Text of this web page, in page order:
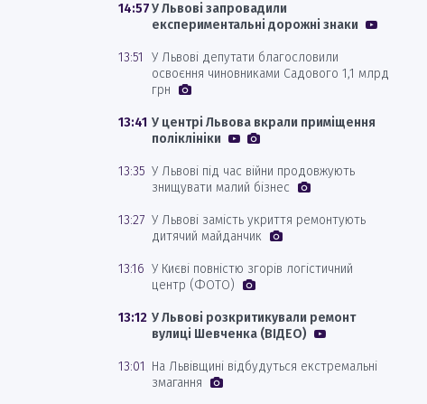
14:57У Львові запровадили
експериментальні дорожні знаки
13:51
У Львові депутати благословили
освоєння чиновниками Садового 1,1 млрд
грн
13:41 У центрі Львова вкрали приміщення
поліклініки
13:35 У Львові під час війни продовжують
знищувати малий бізнес
13:27 У Львові замість укриття ремонтують
дитячий майданчик
13:16 У Києві повністю згорів логістичний
центр (ФОТО)
13:12 У Львові розкритикували ремонт
вулиці Шевченка (ВІДЕО)
13:01 На Львівщині відбудуться екстремальні
змагання